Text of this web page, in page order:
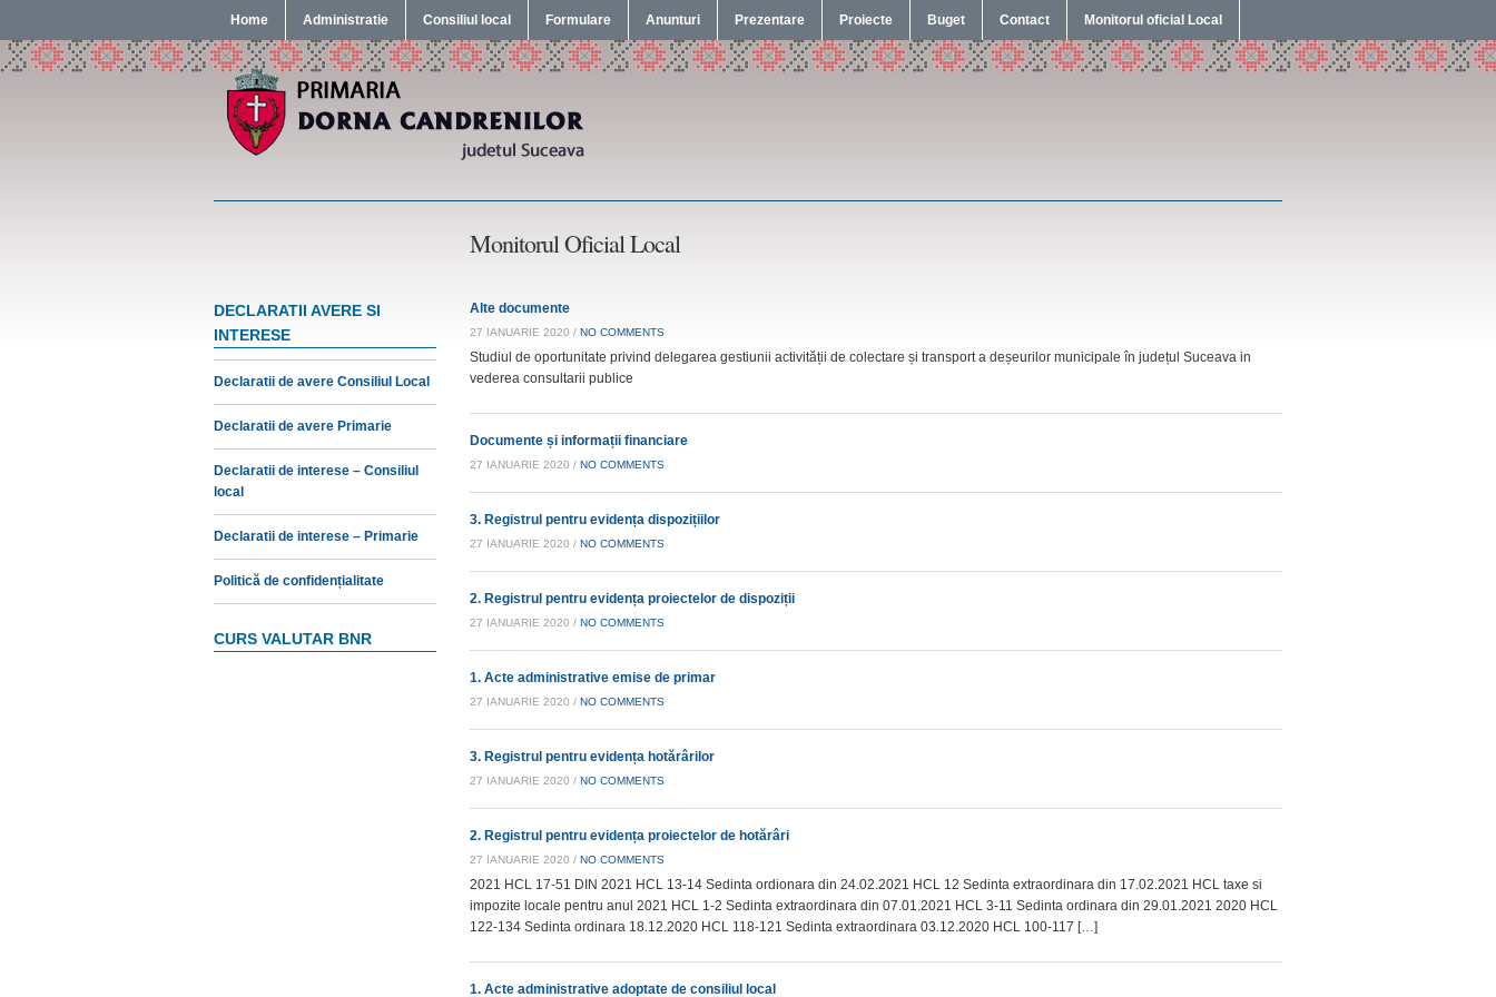
Home Administratie Consiliul local Formulare Anunturi Prezentare Proiecte Buget Contact Monitorul oficial Local
Monitorul Oficial Local
DECLARATII AVERE SI
INTERESE
Declaratii de avere Consiliul Local
Declaratii de avere Primarie
Declaratii de interese – Consiliul
local
Declaratii de interese – Primarie
Politică de confidențialitate
CURS VALUTAR BNR
Alte documente
27 IANUARIE 2020 / NO COMMENTS
Studiul de oportunitate privind delegarea gestiunii activității de colectare și transport a deșeurilor municipale în județul Suceava in
vederea consultarii publice
Documente și informații financiare
27 IANUARIE 2020 / NO COMMENTS
3. Registrul pentru evidența dispozițiilor
27 IANUARIE 2020 / NO COMMENTS
2. Registrul pentru evidența proiectelor de dispoziții
27 IANUARIE 2020 / NO COMMENTS
1. Acte administrative emise de primar
27 IANUARIE 2020 / NO COMMENTS
3. Registrul pentru evidența hotărârilor
27 IANUARIE 2020 / NO COMMENTS
2. Registrul pentru evidența proiectelor de hotărâri
27 IANUARIE 2020 / NO COMMENTS
2021 HCL 17-51 DIN 2021 HCL 13-14 Sedinta ordionara din 24.02.2021 HCL 12 Sedinta extraordinara din 17.02.2021 HCL taxe si
impozite locale pentru anul 2021 HCL 1-2 Sedinta extraordinara din 07.01.2021 HCL 3-11 Sedinta ordinara din 29.01.2021 2020 HCL
122-134 Sedinta ordinara 18.12.2020 HCL 118-121 Sedinta extraordinara 03.12.2020 HCL 100-117 […]
1. Acte administrative adoptate de consiliul local